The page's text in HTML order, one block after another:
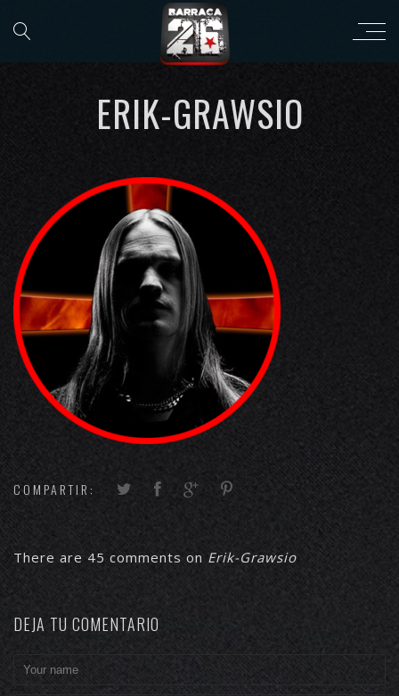
ERIK-GRAWSIO
COMPARTIR:
There are 45 comments on Erik-Grawsio
DEJA TU COMENTARIO